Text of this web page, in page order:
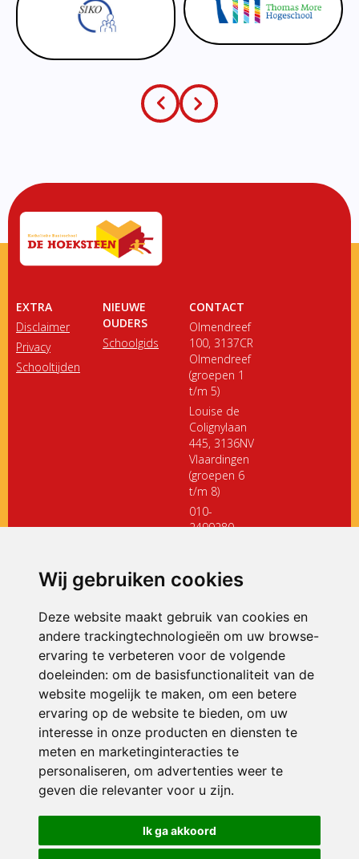
Wij gebruiken cookies
Deze website maakt gebruik van cookies en
andere trackingtechnologieën om uw browse-
ervaring te verbeteren voor de volgende
doeleinden: om de basisfunctionaliteit van de
website mogelijk te maken, om een betere
ervaring op de website te bieden, om uw
interesse in onze producten en diensten te
meten en marketinginteracties te
personaliseren, om advertenties weer te
geven die relevanter voor u zijn.
Ik ga akkoord
EXTRA
Disclaimer
Privacy
Schooltijden
NIEUWE
OUDERS
Schoolgids
CONTACT
Olmendreef
100, 3137CR
Olmendreef
(groepen 1
t/m 5)
Louise de
Colignylaan
445, 3136NV
Vlaardingen
(groepen 6
t/m 8)
010-
2499280
ONDERDEEL VAN
© 2026 De Hoeksteen | Alle rechten voorbehouden
Privacy policy|Disclaimer| Klachtenregeling|RSIN en Anbi
voorkeuren
Crealisatie The MindOffice